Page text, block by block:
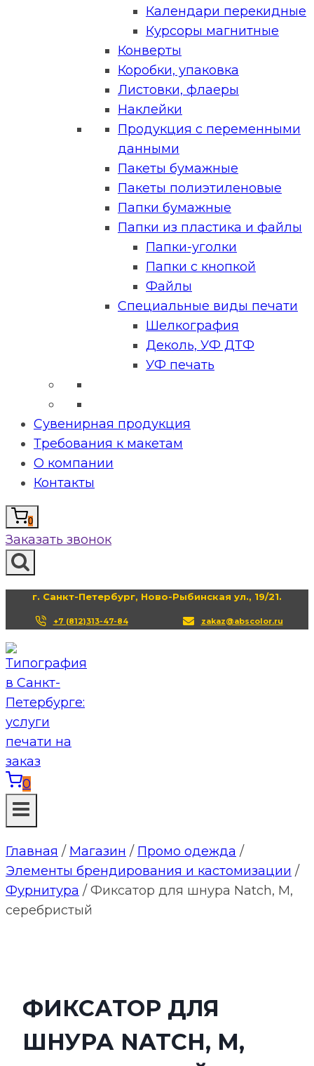
Календари перекидные
Курсоры магнитные
Конверты
Коробки, упаковка
Листовки, флаеры
Наклейки
Продукция с переменными
данными
Пакеты бумажные
Пакеты полиэтиленовые
Папки бумажные
Папки из пластика и файлы
Папки-уголки
Папки с кнопкой
Файлы
Специальные виды печати
Шелкография
Деколь, УФ ДТФ
УФ печать
Сувенирная продукция
Требования к макетам
О компании
Контакты
0
Заказать звонок
г. Санкт-Петербург, Ново-Рыбинская ул., 19/21.
+7 (812)313-47-84 zakaz@abscolor.ru
0
Главная / Магазин / Промо одежда /
Элементы брендирования и кастомизации /
Фурнитура / Фиксатор для шнура Natch, M,
серебристый
ФИКСАТОР ДЛЯ
ШНУРА NATCH, M,